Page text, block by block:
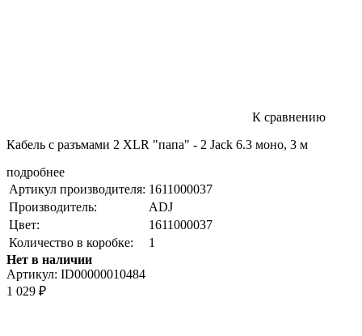
К сравнению
Кабель c разъмами 2 XLR "папа" - 2 Jack 6.3 моно, 3 м
подробнее
Артикул производителя: 1611000037
Производитель:
ADJ
Цвет:
1611000037
Количество в коробке:
1
Нет в наличии
Артикул: ID00000010484
1 029 ₽